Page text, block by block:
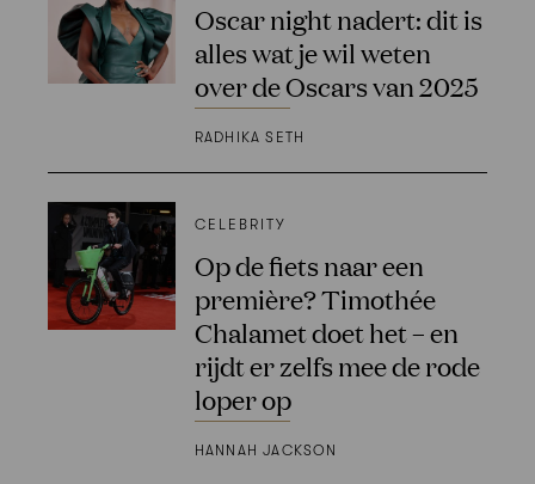
Oscar night nadert: dit is
alles wat je wil weten
over de Oscars van 2025
RADHIKA SETH
CELEBRITY
Op de fiets naar een
première? Timothée
Chalamet doet het – en
rijdt er zelfs mee de rode
loper op
HANNAH JACKSON